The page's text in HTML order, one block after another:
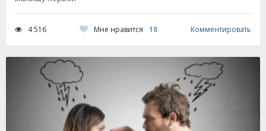
4 516 Мне нравится 18 Комментировать